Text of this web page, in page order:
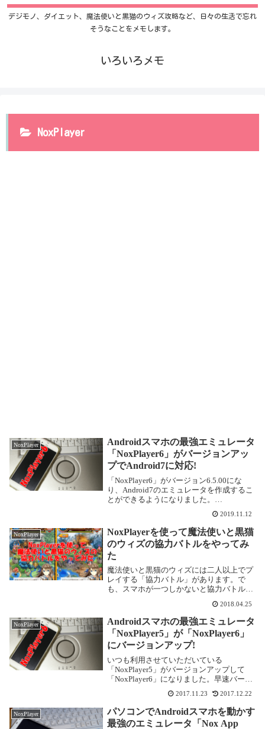
デジモノ、ダイエット、魔法使いと黒猫のウィズ攻略など、日々の生活で忘れ
そうなことをメモします。
いろいろメモ
NoxPlayer
NoxPlayer
Androidスマホの最強エミュレータ
「NoxPlayer6」がバージョンアッ
プでAndroid7に対応!
「NoxPlayer6」がバージョン6.5.00にな
り、Android7のエミュレータを作成するこ
とができるようになりました。
によると、以下の点が強化・変更されたそ
うです。 アプリ 「...
2019.11.12
NoxPlayer
NoxPlayerを使って魔法使いと黒猫
のウィズの協力バトルをやってみ
た
魔法使いと黒猫のウィズには二人以上でプ
レイする「協力バトル」があります。で
も、スマホが一つしかないと協力バトルっ
今回は、NoxPlayerというエミュレータを
使ってパソコンに2台のスマホを用意し
て、その...
2018.04.25
NoxPlayer
Androidスマホの最強エミュレータ
「NoxPlayer5」が「NoxPlayer6」
にバージョンアップ!
いつも利用させていただいている
「NoxPlayer5」がバージョンアップして
「NoxPlayer6」になりました。早速バージ
の強化ポイント公式ブログによると、以下
の点が強化・変更されたそうで...
2017.11.23 2017.12.22
NoxPlayer
パソコンでAndroidスマホを動かす
最強のエミュレータ「Nox App